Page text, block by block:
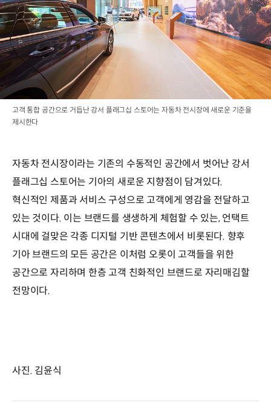
고객 통합 공간으로 거듭난 강서 플래그십 스토어는 자동차 전시장에 새로운 기준을
제시한다
자동차 전시장이라는 기존의 수동적인 공간에서 벗어난 강서
플래그십 스토어는 기아의 새로운 지향점이 담겨있다.
혁신적인 제품과 서비스 구성으로 고객에게 영감을 전달하고
있는 것이다. 이는 브랜드를 생생하게 체험할 수 있는, 언택트
시대에 걸맞은 각종 디지털 기반 콘텐츠에서 비롯된다. 향후
기아 브랜드의 모든 공간은 이처럼 오롯이 고객들을 위한
공간으로 자리하며 한층 고객 친화적인 브랜드로 자리매김할
전망이다.
사진. 김윤식